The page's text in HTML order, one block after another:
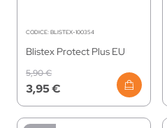
CODICE: BLISTEX-100354
Blistex Protect Plus EU
3,95 €
5,90 €